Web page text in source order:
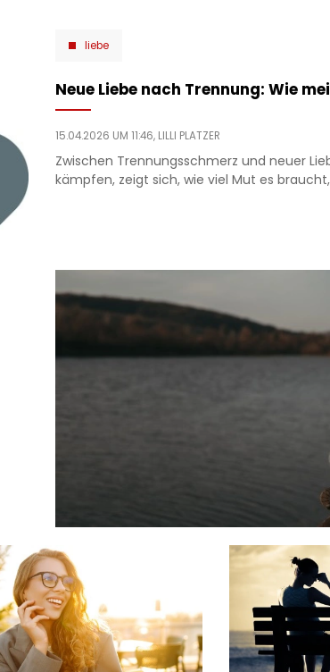
liebe
Neue Liebe nach Trennung: Wie
15.04.2026 UM 11:46, LILLI PLATZER
Zwischen Trennungsschmerz und neuer
kämpfen, zeigt sich, wie viel Mut es